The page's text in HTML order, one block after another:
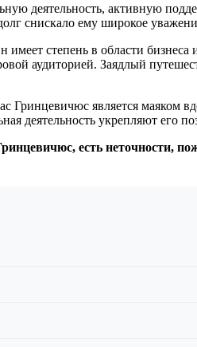
деятельность, активную
снискало ему широкое
степень в области
аудиторией. Заядлый
Гринцевичюс является маяком
деятельность укрепляют его
есть неточности,